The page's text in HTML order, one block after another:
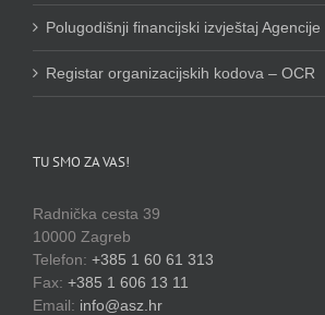
Polugodišnji financijski izvještaj
Registar organizacijskih kodova – OCR
TU SMO ZA VAS!
Radnička cesta 39
10000 Zagreb
Telefon: +385 1 60 61 313
Fax: +385 1 606 13 11
Email: info@asz.hr